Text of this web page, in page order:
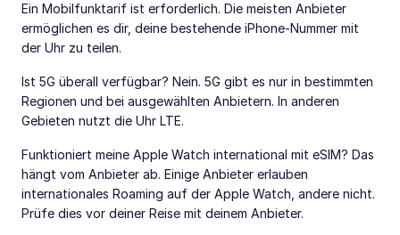
Ein Mobilfunktarif ist erforderlich. Die meisten Anbieter
ermöglichen es dir, deine bestehende iPhone-Nummer mit
der Uhr zu teilen.
Ist 5G überall verfügbar? Nein. 5G gibt es nur in bestimmten
Regionen und bei ausgewählten Anbietern. In anderen
Gebieten nutzt die Uhr LTE.
Funktioniert meine Apple Watch international mit eSIM? Das
hängt vom Anbieter ab. Einige Anbieter erlauben
internationales Roaming auf der Apple Watch, andere nicht.
Prüfe dies vor deiner Reise mit deinem Anbieter.